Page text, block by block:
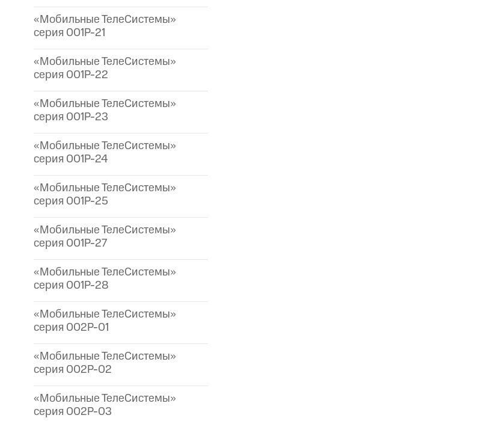
«Мобильные ТелеСистемы»
серия 001P-21
«Мобильные ТелеСистемы»
серия 001P-22
«Мобильные ТелеСистемы»
серия 001P-23
«Мобильные ТелеСистемы»
серия 001P-24
«Мобильные ТелеСистемы»
серия 001P-25
«Мобильные ТелеСистемы»
серия 001P-27
«Мобильные ТелеСистемы»
серия 001P-28
«Мобильные ТелеСистемы»
серия 002P-01
«Мобильные ТелеСистемы»
серия 002P-02
«Мобильные ТелеСистемы»
серия 002P-03